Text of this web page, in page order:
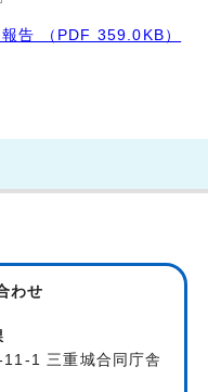
告 （PDF 359.0KB）
わせ
1 三重城合同庁舎